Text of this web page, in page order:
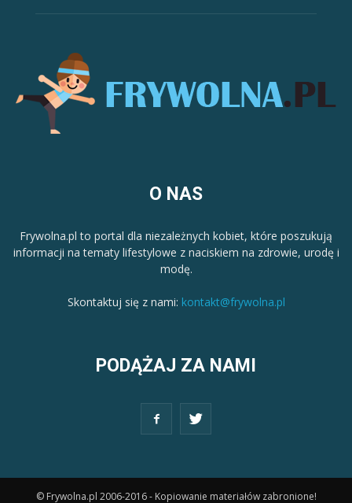
O NAS
Frywolna.pl to portal dla niezależnych kobiet, które poszukują
informacji na tematy lifestylowe z naciskiem na zdrowie, urodę i
modę.
Skontaktuj się z nami: kontakt@frywolna.pl
PODĄŻAJ ZA NAMI
© Frywolna.pl 2006-2016 - Kopiowanie materiałów zabronione!